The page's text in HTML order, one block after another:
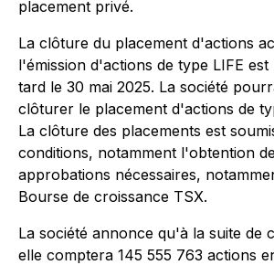
placement privé.
La clôture du placement d'actions
l'émission d'actions de type LIFE
tard le 30 mai 2025. La société
clôturer le placement d'actions de
La clôture des placements est
conditions, notamment l'obtention
approbations nécessaires,
Bourse de croissance TSX.
La société annonce qu'à la suite de
elle comptera 145 555 763 actions